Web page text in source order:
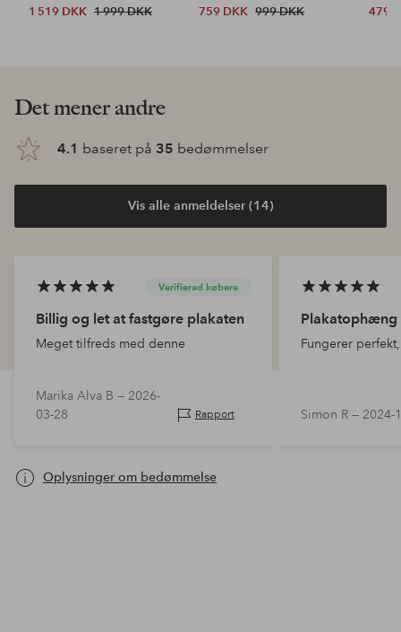
1 519 DKK 1 999 DKK
759 DKK 999 DKK
479
Det mener andre
4.1 baseret på 35 bedømmelser
Vis alle anmeldelser (14)
Verifierad købere
Billig og let at fastgøre plakaten
Meget tilfreds med denne
Marika Alva B — 2026-
03-28
Rapport
Plakatophæng
Fungerer
Simon R — 2024-
Oplysninger om bedømmelse